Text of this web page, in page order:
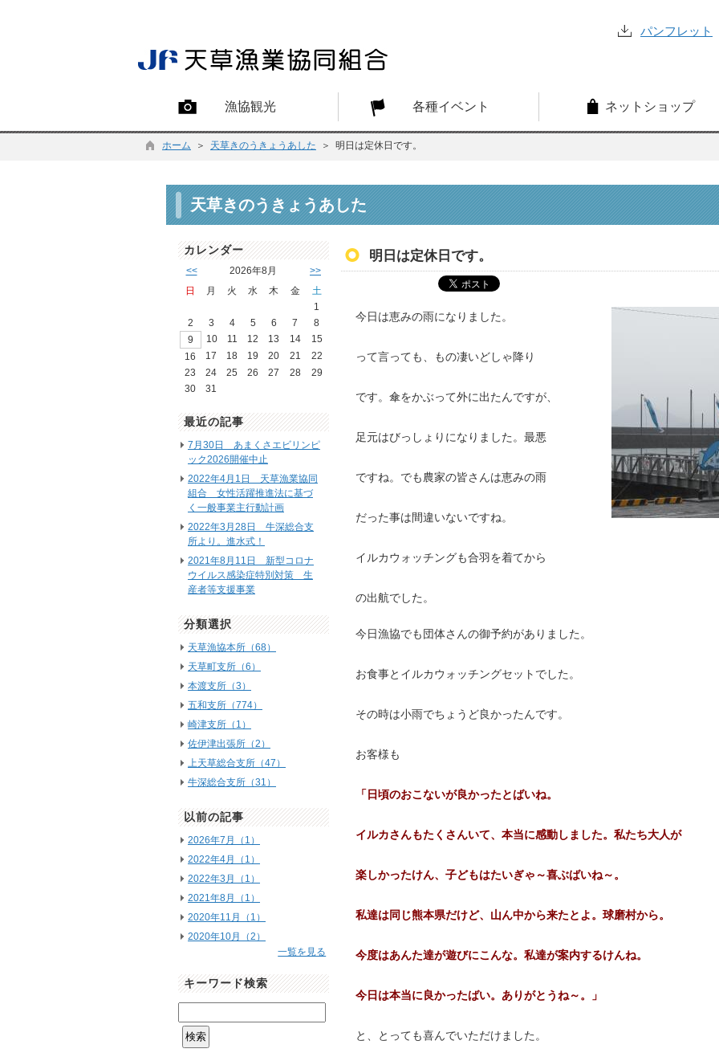
パンフレット
漁協観光 各種イベント ネットショップ
ホーム ＞ 天草きのうきょうあした ＞ 明日は定休日です。
天草きのうきょうあした
カレンダー
<< 2026年8月 >>
日 月 火 水 木 金
土
1
2
3 4 5 6 7
8
9
10 11 12 13 14
15
16
17 18 19 20 21
22
23
24 25 26 27 28
29
30
31
最近の記事
7月30日 あまくさエビリンピ
ック2026開催中止
2022年4月1日 天草漁業協同
組合 女性活躍推進法に基づ
く一般事業主行動計画
2022年3月28日 牛深総合支
所より。進水式！
2021年8月11日 新型コロナ
ウイルス感染症特別対策 生
産者等支援事業
分類選択
天草漁協本所（68）
天草町支所（6）
本渡支所（3）
五和支所（774）
崎津支所（1）
佐伊津出張所（2）
上天草総合支所（47）
牛深総合支所（31）
以前の記事
2026年7月（1）
2022年4月（1）
2022年3月（1）
2021年8月（1）
2020年11月（1）
2020年10月（2）
一覧を見る
キーワード検索
明日は定休日です。
今日は恵みの雨になりました。
って言っても、もの凄いどしゃ降り
です。傘をかぶって外に出たんですが、
足元はびっしょりになりました。最悪
ですね。でも農家の皆さんは恵みの雨
だった事は間違いないですね。
イルカウォッチングも合羽を着てから
の出航でした。
今日漁協でも団体さんの御予約がありました。
お食事とイルカウォッチングセットでした。
その時は小雨でちょうど良かったんです。
お客様も
「日頃のおこないが良かったとばいね。
イルカさんもたくさんいて、本当に感動しました。私たち大人が
楽しかったけん、子どもはたいぎゃ～喜ぶばいね～。
私達は同じ熊本県だけど、山ん中から来たとよ。球磨村から。
今度はあんた達が遊びにこんな。私達が案内するけんね。
今日は本当に良かったばい。ありがとうね～。」
と、とっても喜んでいただけました。